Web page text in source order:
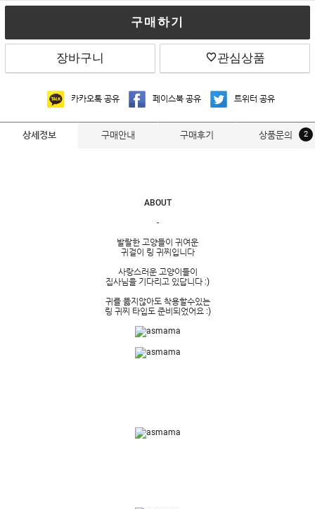
구매하기
장바구니 관심상품
카카오톡 공유 페이스북 공유 트위터 공유
상세정보 구매안내 구매후기 2
상품문의
ABOUT
-
발랄한 고양들이 귀여운
귀걸이 링 귀찌입니다
사랑스러운 고양이들이
집사님을 기다리고 있답니다 :)
귀를 뚫지않아도 착용할수있는
링 귀찌 타입도 준비되었어요 :)